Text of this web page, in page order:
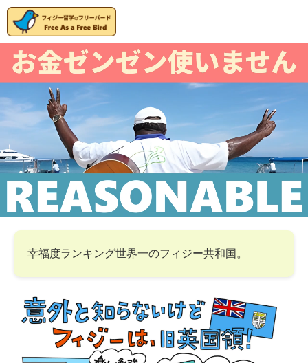
幸福度ランキング世界一のフィジー共和国。